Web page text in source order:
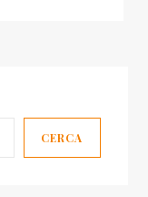
grafica
sul
CERCA